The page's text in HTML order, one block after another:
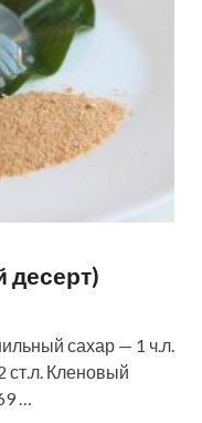
десерт)
сахар — 1 ч.л.
ст.л. Кленовый
…